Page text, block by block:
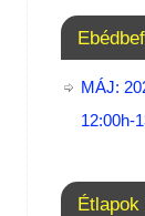
MÁJ:
12:00h-
Étlapok